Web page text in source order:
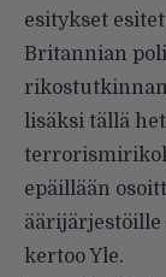
esitykset
Britannian
lisäksi tällä
epäillään
äärijärjestöille
kertoo Yle.